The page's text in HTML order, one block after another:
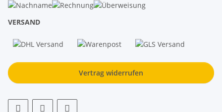
VERSAND
Vertrag widerrufen